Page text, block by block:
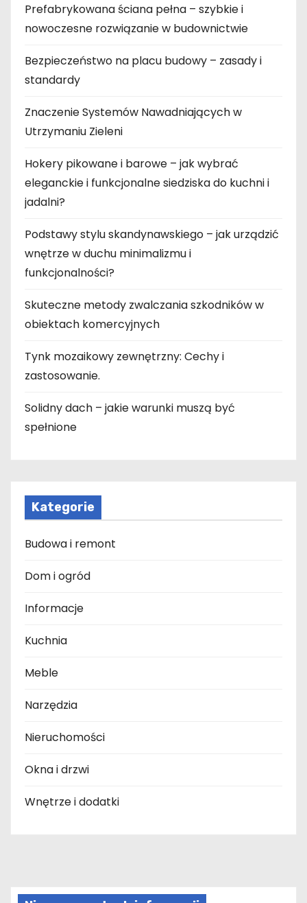
Prefabrykowana ściana pełna – szybkie i
nowoczesne rozwiązanie w budownictwie
Bezpieczeństwo na placu budowy – zasady i
standardy
Znaczenie Systemów Nawadniających w
Utrzymaniu Zieleni
Hokery pikowane i barowe – jak wybrać
eleganckie i funkcjonalne siedziska do kuchni i
jadalni?
Podstawy stylu skandynawskiego – jak urządzić
wnętrze w duchu minimalizmu i
funkcjonalności?
Skuteczne metody zwalczania szkodników w
obiektach komercyjnych
Tynk mozaikowy zewnętrzny: Cechy i
zastosowanie.
Solidny dach – jakie warunki muszą być
spełnione
Kategorie
Budowa i remont
Dom i ogród
Informacje
Kuchnia
Meble
Narzędzia
Nieruchomości
Okna i drzwi
Wnętrze i dodatki